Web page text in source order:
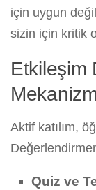
için uygun
sizin için kritik
Etkileşim
Aktif katılım,
Quiz ve